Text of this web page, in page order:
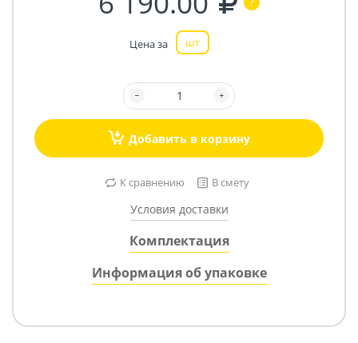
Цена за шт
Добавить в корзину
К сравнению В смету
Условия доставки
Комплектация
Информация об упаковке